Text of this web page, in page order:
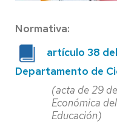
Normativa:
artículo 38
Departamento de
(acta de 29
Económica
Educación)